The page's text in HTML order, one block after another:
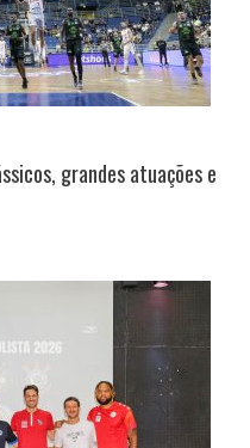
grandes atuações e